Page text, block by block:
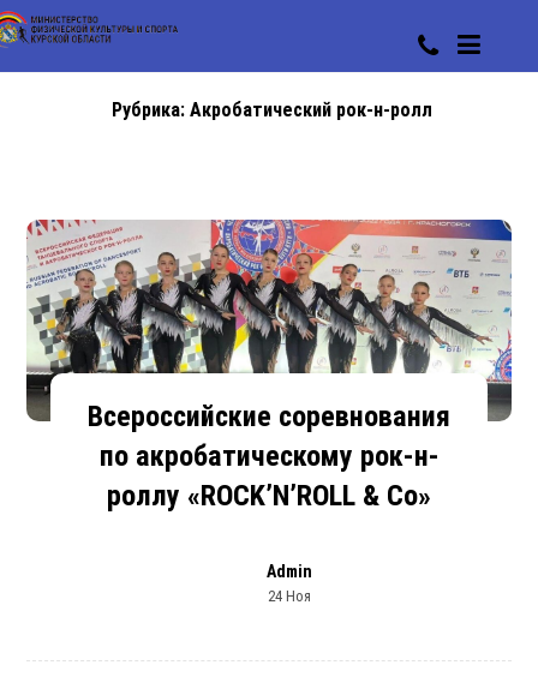
Рубрика: Акробатический рок-н-ролл
Всероссийские соревнования
по акробатическому рок-н-
роллу «ROCK’N’ROLL & Co»
Admin
24 Ноя